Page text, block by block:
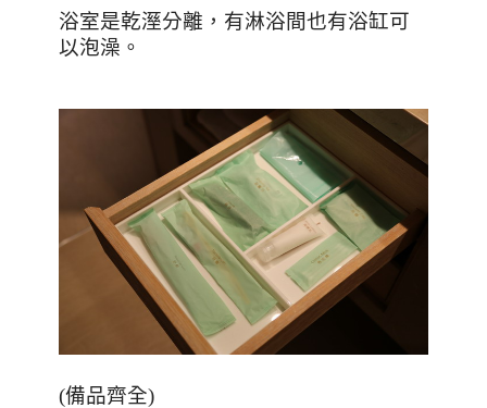
浴室是乾溼分離，有淋浴間也有浴缸可
以泡澡。
(備品齊全)